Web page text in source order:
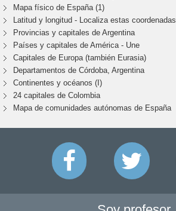
Mapa físico de España (1)
Latitud y longitud - Localiza estas coordenadas
Provincias y capitales de Argentina
Países y capitales de América - Une
Capitales de Europa (también Eurasia)
Departamentos de Córdoba, Argentina
Continentes y océanos (I)
24 capitales de Colombia
Mapa de comunidades autónomas de España